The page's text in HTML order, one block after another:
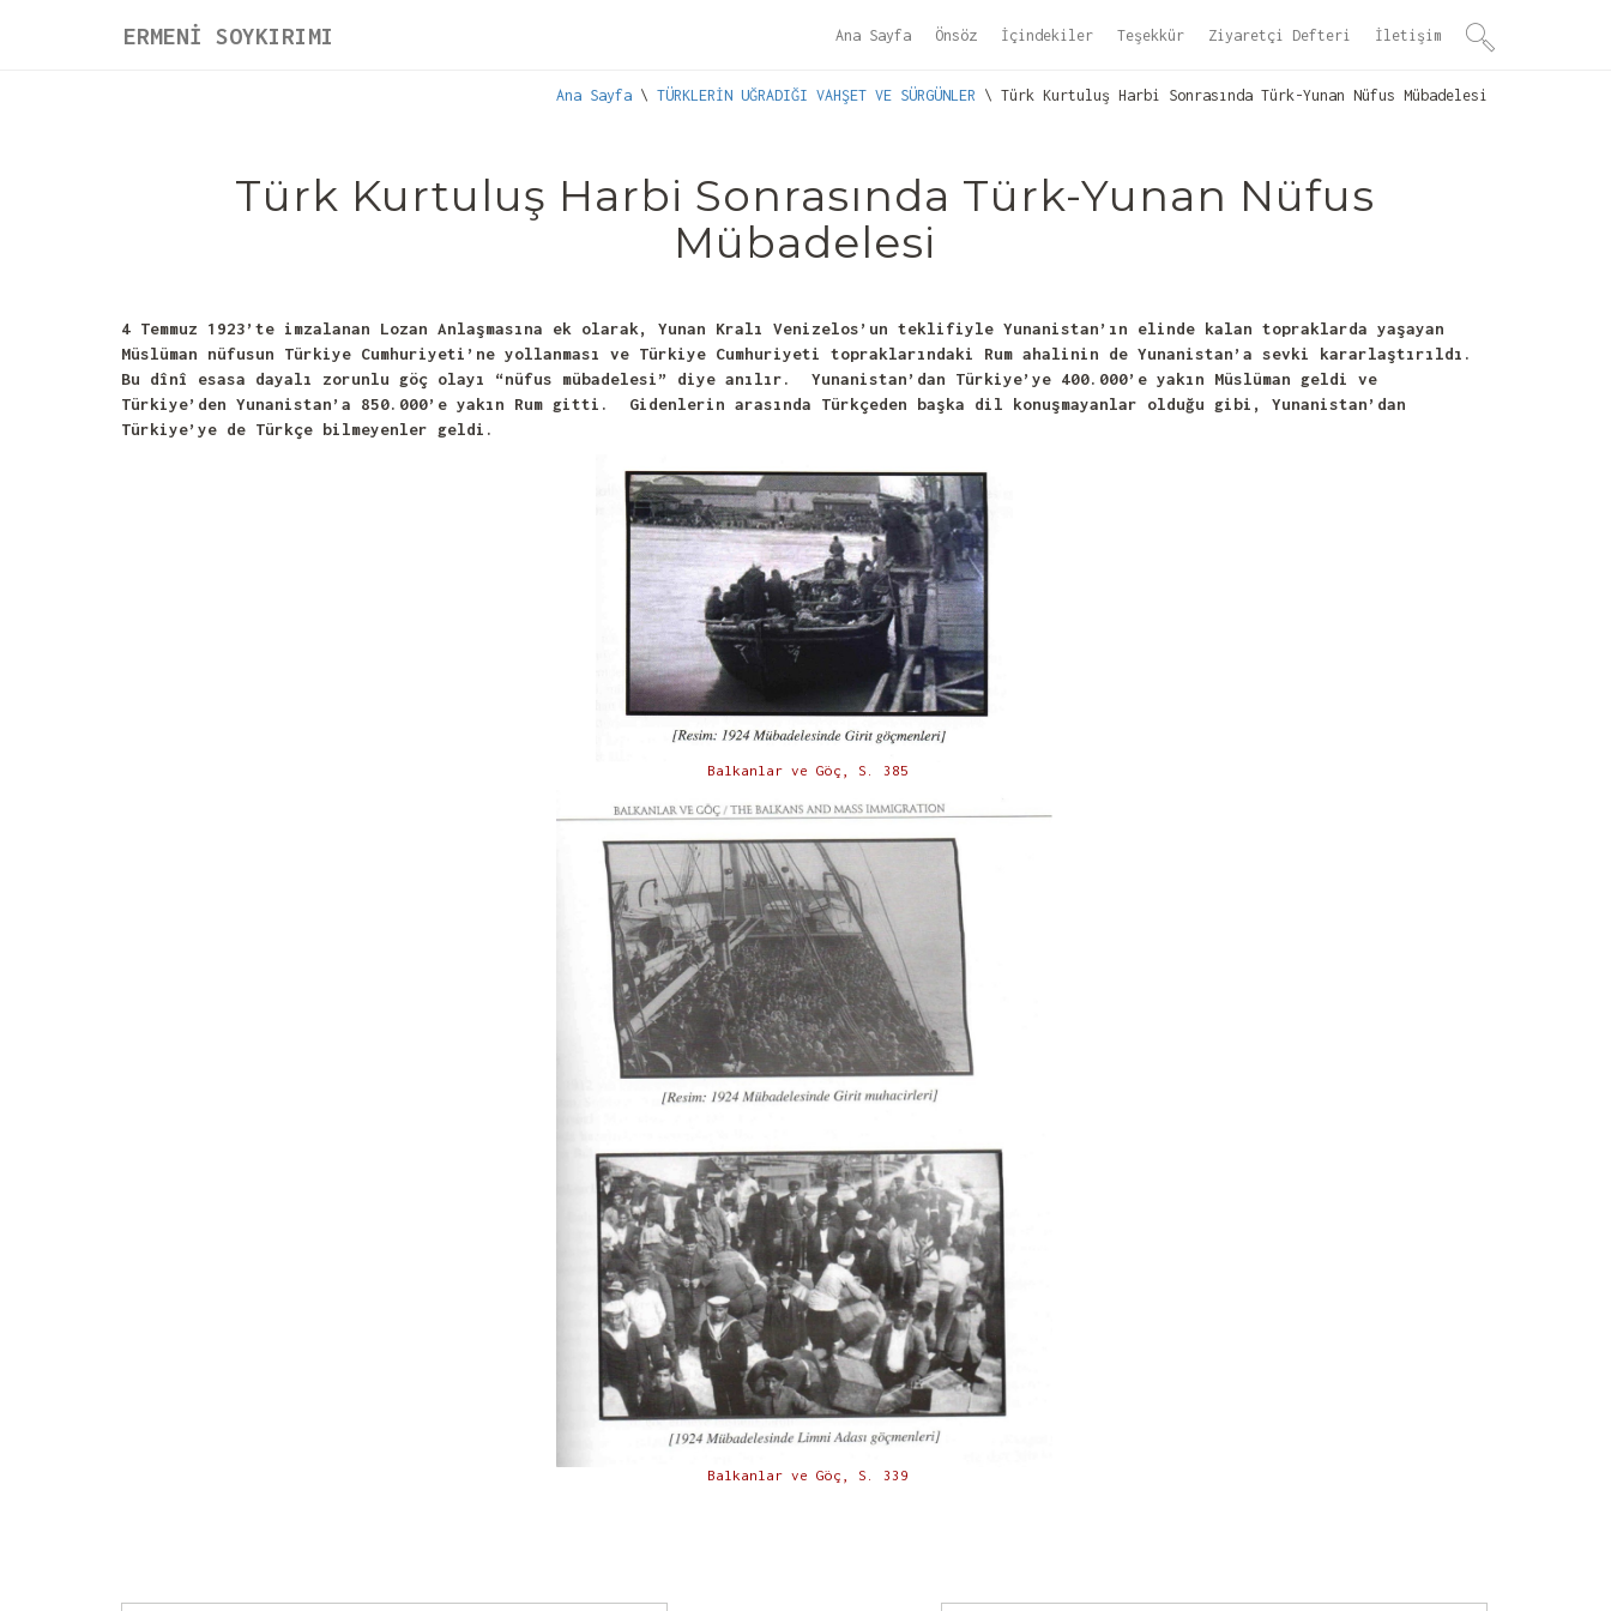
ERMENİ SOYKIRIMI Ana Sayfa Önsöz İçindekiler Teşekkür Ziyaretçi Defteri İletişim
Ana Sayfa \ TÜRKLERİN UĞRADIĞI VAHŞET VE SÜRGÜNLER \ Türk Kurtuluş Harbi Sonrasında Türk-Yunan Nüfus Mübadelesi
Türk Kurtuluş Harbi Sonrasında Türk-Yunan Nüfus
Mübadelesi
4 Temmuz 1923’te imzalanan Lozan Anlaşmasına ek olarak, Yunan Kralı Venizelos’un teklifiyle Yunanistan’ın elinde kalan topraklarda yaşayan
Müslüman nüfusun Türkiye Cumhuriyeti’ne yollanması ve Türkiye Cumhuriyeti topraklarındaki Rum ahalinin de Yunanistan’a sevki kararlaştırıldı.
Bu dînî esasa dayalı zorunlu göç olayı “nüfus mübadelesi” diye anılır. Yunanistan’dan Türkiye’ye 400.000’e yakın Müslüman geldi ve
Türkiye’den Yunanistan’a 850.000’e yakın Rum gitti. Gidenlerin arasında Türkçeden başka dil konuşmayanlar olduğu gibi, Yunanistan’dan
Türkiye’ye de Türkçe bilmeyenler geldi.
Balkanlar ve Göç, S. 385
Balkanlar ve Göç, S. 339